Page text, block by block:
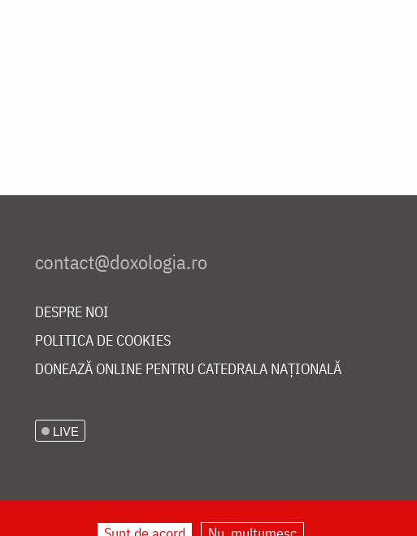
DESPRE NOI
POLITICA DE COOKIES
DONEAZĂ ONLINE PENTRU CATEDRALA NAȚIONALĂ
LIVE